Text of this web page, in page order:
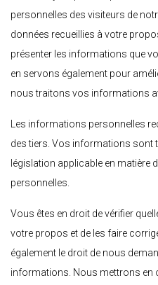
personnelles des visiteurs de
données recueillies à votre
présenter les informations que
en servons également pour
nous traitons vos informations
Les informations personnelles
des tiers. Vos informations sont
législation applicable en matière
personnelles.
Vous êtes en droit de vérifier
votre propos et de les faire
également le droit de nous
informations. Nous mettrons en